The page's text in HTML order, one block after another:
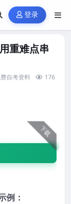
登录
重难点串
自考资料 176
下载
例：